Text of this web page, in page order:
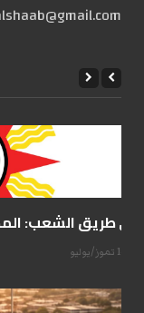
على طريق الشعب:
14 تموز/يوليو